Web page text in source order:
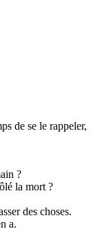
de se le rappeler,
?
la mort ?
des choses.
a.